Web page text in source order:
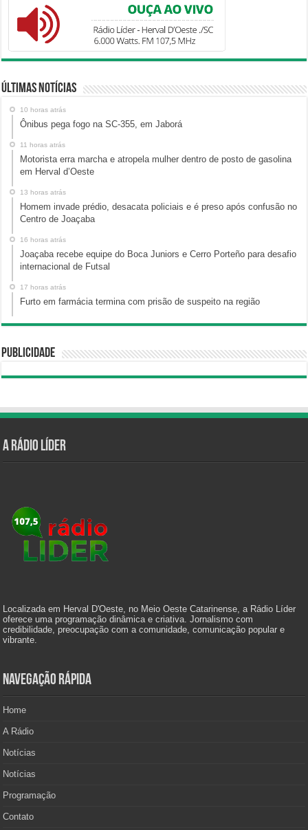
Últimas Notícias
10 horas atrás
Ônibus pega fogo na SC-355, em Jaborá
11 horas atrás
Motorista erra marcha e atropela mulher dentro de posto de gasolina
em Herval d’Oeste
13 horas atrás
Homem invade prédio, desacata policiais e é preso após confusão no
Centro de Joaçaba
16 horas atrás
Joaçaba recebe equipe do Boca Juniors e Cerro Porteño para desafio
internacional de Futsal
17 horas atrás
Furto em farmácia termina com prisão de suspeito na região
Publicidade
A Rádio Líder
Localizada em Herval D'Oeste, no Meio Oeste Catarinense, a Rádio Líder
oferece uma programação dinâmica e criativa. Jornalismo com
credibilidade, preocupação com a comunidade, comunicação popular e
vibrante.
Navegação Rápida
Home
A Rádio
Notícias
Notícias
Programação
Contato